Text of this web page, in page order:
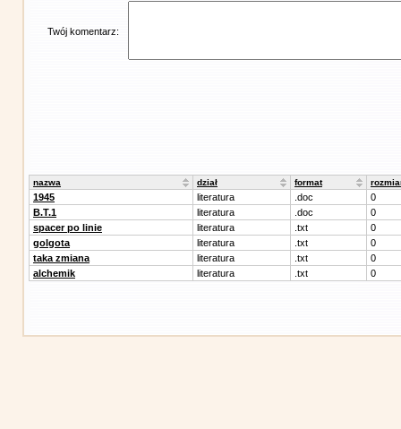
Twój komentarz:
nazwa dział format
1945 literatura .doc
0
B.T.1
literatura .doc
0
spacer po linie
literatura .txt
0
golgota
literatura .txt
0
taka zmiana
literatura .txt
0
alchemik
literatura .txt 0